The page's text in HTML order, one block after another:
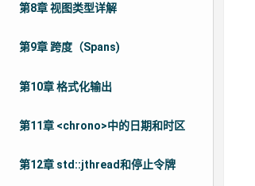
第8章 视图类型详解
第9章 跨度（Spans)
第10章 格式化输出
第11章 <chrono>中的日期和时区
第12章 std::jthread和停止令牌